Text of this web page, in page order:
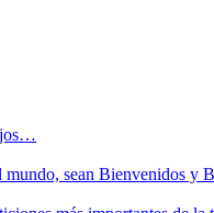
mundo, sean Bienvenidos